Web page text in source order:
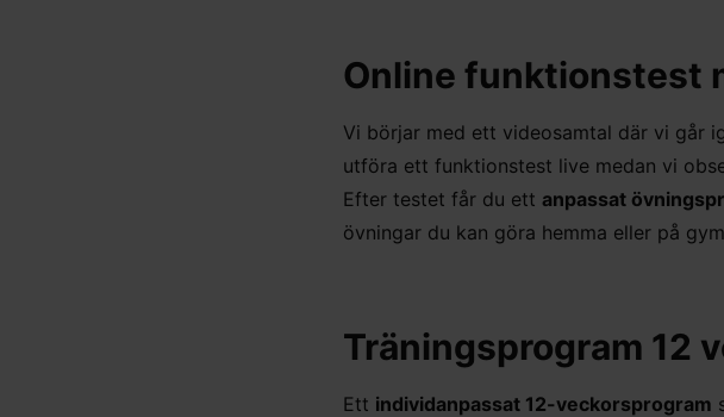
Online funktionstest
Vi börjar med ett videosamtal där vi går
utföra ett funktionstest live medan vi
Efter testet får du ett anpassat
övningar du kan göra hemma eller på
Träningsprogram 12
Ett individanpassat 12-veckorsprogram